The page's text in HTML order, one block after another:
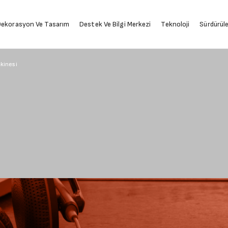
Ve Tasarım Destek Ve Bilgi Merkezi Teknoloji